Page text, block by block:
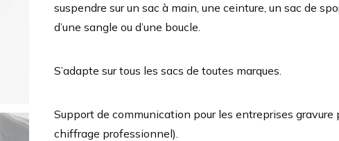
suspendre sur un sac à main, une ceinture, un sac de
d’une sangle ou d’une boucle.
S’adapte sur tous les sacs de toutes marques.
Support de communication pour les entreprises gravure
chiffrage professionnel).